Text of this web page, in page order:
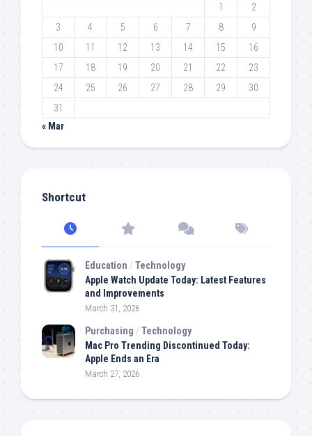
1
2
3
4 5 6 7 8
9
10
11 12 13 14 15
16
17
18 19 20 21 22
23
24
25 26 27 28 29
30
31
« Mar
Shortcut
Education /Technology
Apple Watch Update Today: Latest Features
and Improvements
March 31, 2026
Purchasing /Technology
Mac Pro Trending Discontinued Today:
Apple Ends an Era
March 27, 2026